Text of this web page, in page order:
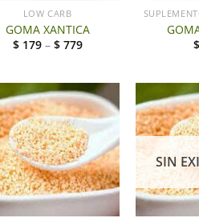
LOW CARB
GOMA XANTICA
$ 179– $ 779
SIN